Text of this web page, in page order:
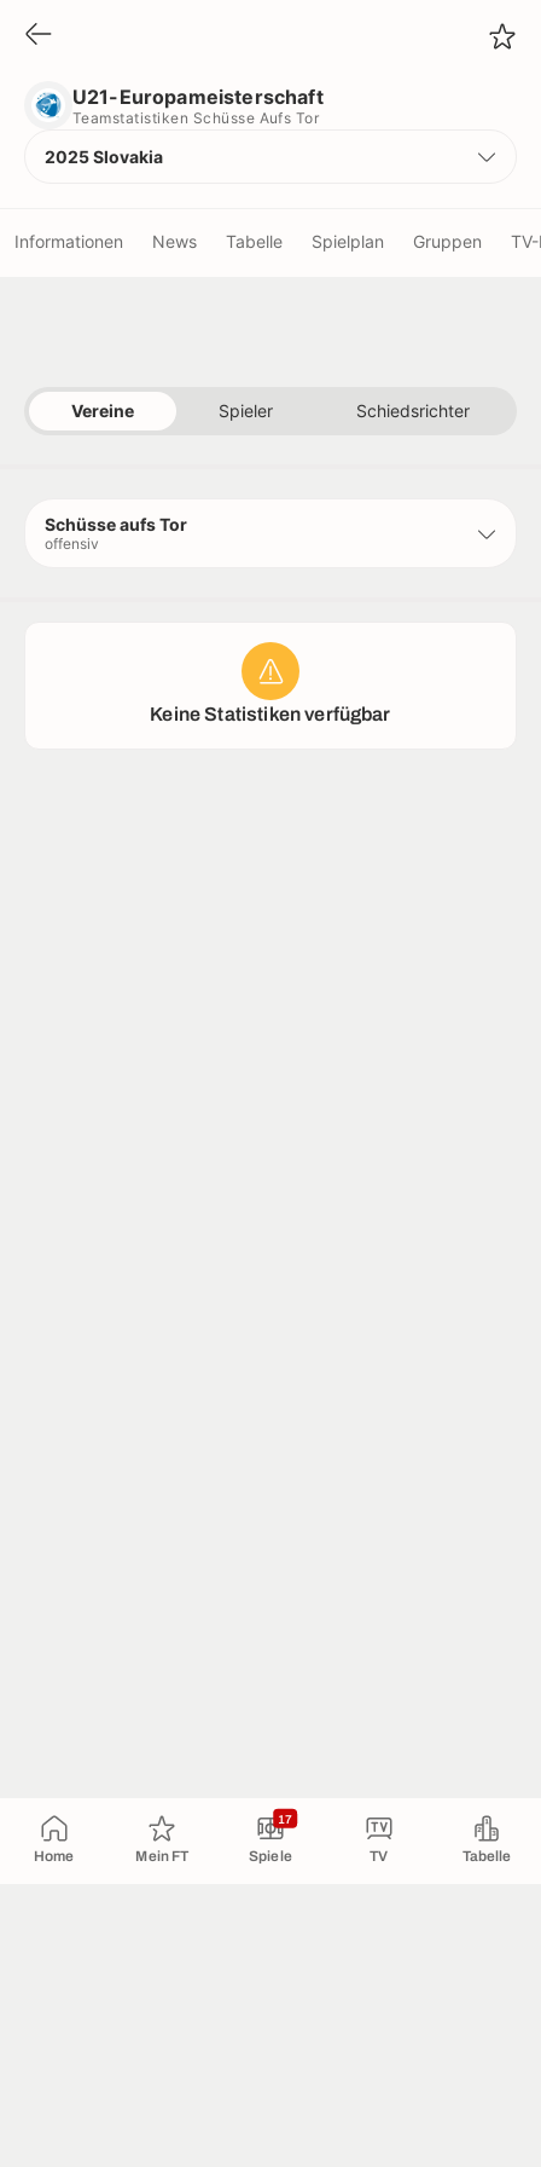
Home Mein FT Spiele
17
TV Tabelle
U21-Europameisterschaft
Teamstatistiken Schüsse Aufs Tor
2025 Slovakia
Informationen News Tabelle Spielplan Gruppen
Vereine Spieler Schiedsrichter
Schüsse aufs Tor
offensiv
Keine Statistiken verfügbar